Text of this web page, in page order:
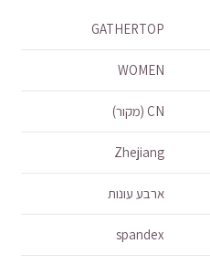
GATHERTOP
WOMEN
CN (מקור)
Zhejiang
ארבע עונות
spandex